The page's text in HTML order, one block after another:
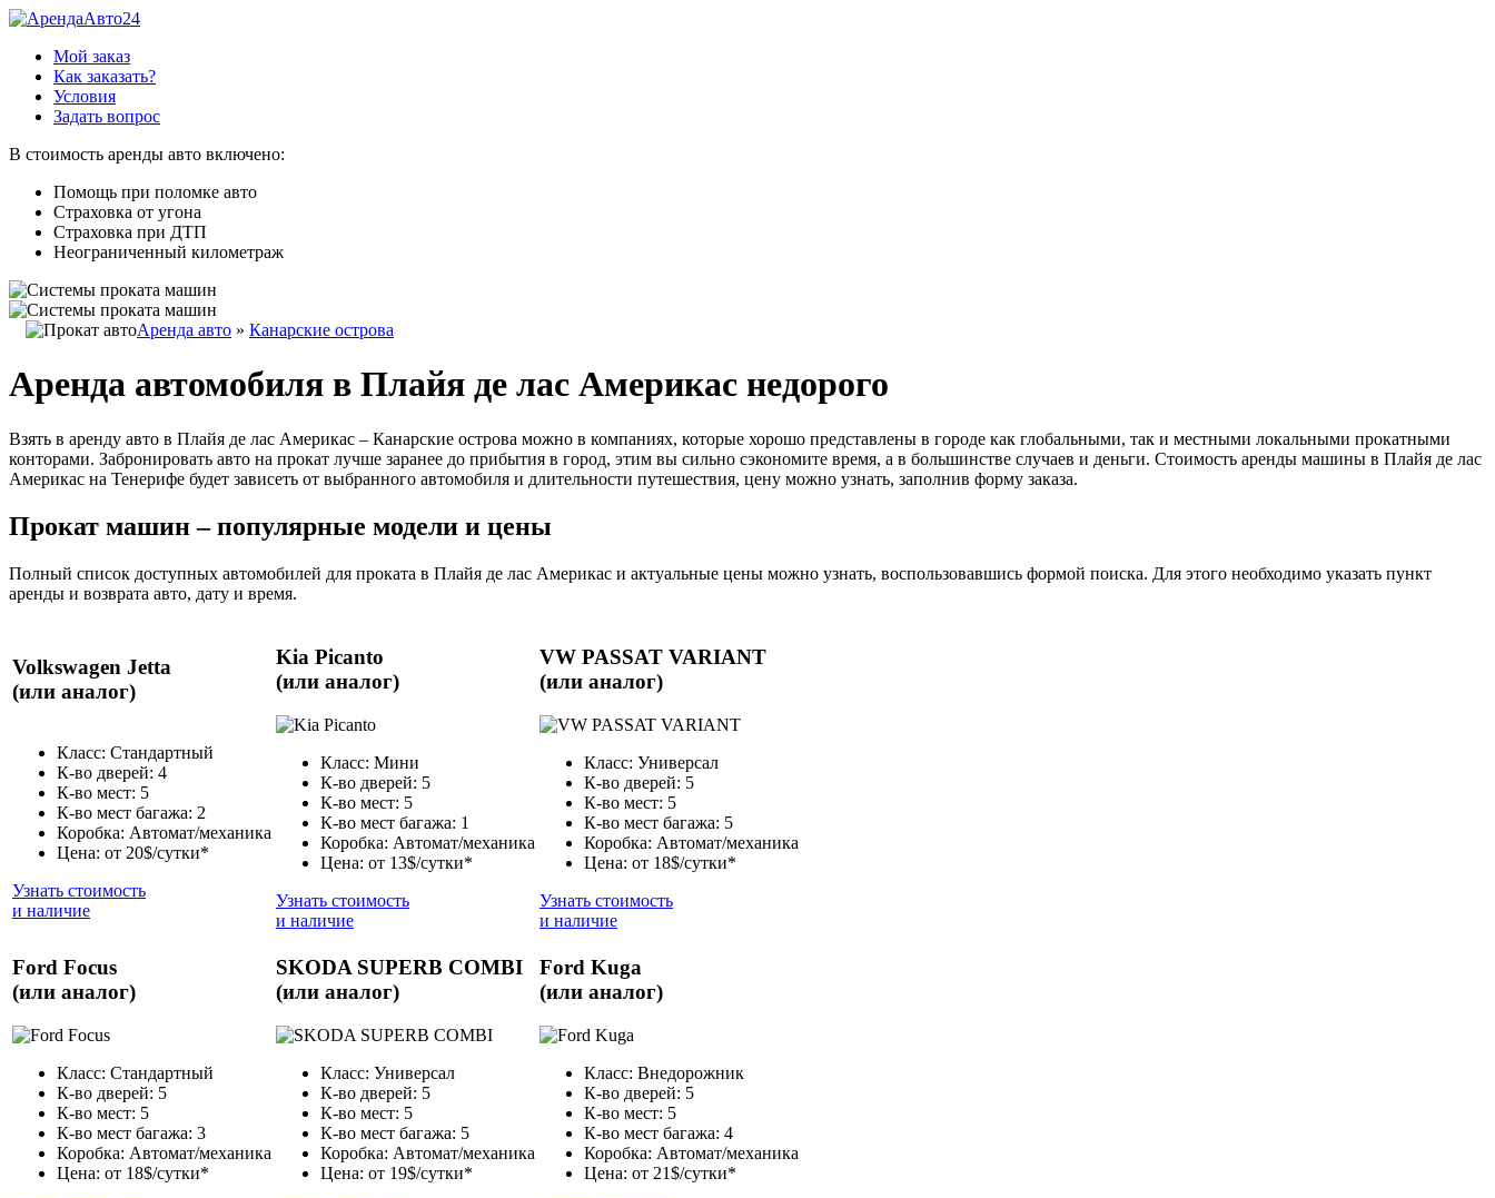
Мой заказ
Как заказать?
Условия
Задать вопрос
В стоимость аренды авто включено:
Помощь при поломке авто
Страховка от угона
Страховка при ДТП
Неограниченный километраж
Аренда авто » Канарские острова
Аренда автомобиля в Плайя де лас Америкас недорого
Взять в аренду авто в Плайя де лас Америкас – Канарские острова можно в компаниях, которые хорошо представлены в городе как глобальными, так и местными локальными прокатными
конторами. Забронировать авто на прокат лучше заранее до прибытия в город, этим вы сильно сэкономите время, а в большинстве случаев и деньги. Стоимость аренды машины в Плайя де лас
Америкас на Тенерифе будет зависеть от выбранного автомобиля и длительности путешествия, цену можно узнать, заполнив форму заказа.
Прокат машин – популярные модели и цены
Полный список доступных автомобилей для проката в Плайя де лас Америкас и актуальные цены можно узнать, воспользовавшись формой поиска. Для этого необходимо указать пункт
аренды и возврата авто, дату и время.
Volkswagen Jetta
(или аналог)
Класс: Стандартный
К-во дверей: 4
К-во мест: 5
К-во мест багажа: 2
Коробка: Автомат/механика
Цена: от 20$/сутки*
Узнать стоимость
и наличие
Kia Picanto
(или аналог)
Класс: Мини
К-во дверей: 5
К-во мест: 5
К-во мест багажа: 1
Коробка: Автомат/механика
Цена: от 13$/сутки*
Узнать стоимость
и наличие
VW PASSAT VARIANT
(или аналог)
Класс: Универсал
К-во дверей: 5
К-во мест: 5
К-во мест багажа: 5
Коробка: Автомат/механика
Цена: от 18$/сутки*
Узнать стоимость
и наличие
Ford Focus
(или аналог)
Класс: Стандартный
К-во дверей: 5
К-во мест: 5
К-во мест багажа: 3
Коробка: Автомат/механика
Цена: от 18$/сутки*
SKODA SUPERB COMBI
(или аналог)
Класс: Универсал
К-во дверей: 5
К-во мест: 5
К-во мест багажа: 5
Коробка: Автомат/механика
Цена: от 19$/сутки*
Ford Kuga
(или аналог)
Класс: Внедорожник
К-во дверей: 5
К-во мест: 5
К-во мест багажа: 4
Коробка: Автомат/механика
Цена: от 21$/сутки*